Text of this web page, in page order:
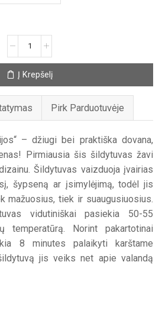
Rankų
šildyklė
Į Krepšelį
Pirk Parduotuvėje
– džiugi bei praktiška dovana,
Pirmiausia šis šildytuvas žavi
Šildytuvas vaizduoja įvairias
šypseną ar įsimylėjimą, todėl jis
mažuosius, tiek ir suaugusiuosius.
vidutiniškai pasiekia 50-55
temperatūrą. Norint pakartotinai
8 minutes palaikyti karštame
jis veiks net apie valandą